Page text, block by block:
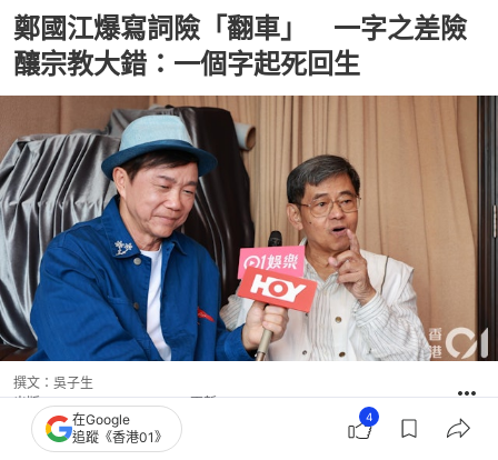
鄭國江爆寫詞險「翻車」 一字之差險
釀宗教大錯：一個字起死回生
撰文： 吳子生
出版：2026-04-14 22:30 更新：2026-04-16 18:28
在Google
追蹤《香港01》
4